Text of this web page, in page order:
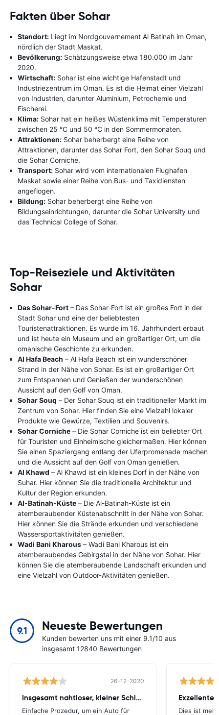
Fakten über Sohar
Standort: Liegt im Nordgouvernement Al Batinah im Oman,
nördlich der Stadt Maskat.
Bevölkerung: Schätzungsweise etwa 180.000 im Jahr
2020.
Wirtschaft: Sohar ist eine wichtige Hafenstadt und
Industriezentrum im Oman. Es ist die Heimat einer Vielzahl
von Industrien, darunter Aluminium, Petrochemie und
Fischerei.
Klima: Sohar hat ein heißes Wüstenklima mit Temperaturen
zwischen 25 °C und 50 °C in den Sommermonaten.
Attraktionen: Sohar beherbergt eine Reihe von
Attraktionen, darunter das Sohar Fort, den Sohar Souq und
die Sohar Corniche.
Transport: Sohar wird vom internationalen Flughafen
Maskat sowie einer Reihe von Bus- und Taxidiensten
angeflogen.
Bildung: Sohar beherbergt eine Reihe von
Bildungseinrichtungen, darunter die Sohar University und
das Technical College of Sohar.
Top-Reiseziele und Aktivitäten
Sohar
Das Sohar-Fort – Das Sohar-Fort ist ein großes Fort in der
Stadt Sohar und eine der beliebtesten
Touristenattraktionen. Es wurde im 16. Jahrhundert erbaut
und ist heute ein Museum und ein großartiger Ort, um die
omanische Geschichte zu erkunden.
Al Hafa Beach – Al Hafa Beach ist ein wunderschöner
Strand in der Nähe von Sohar. Es ist ein großartiger Ort
zum Entspannen und Genießen der wunderschönen
Aussicht auf den Golf von Oman.
Sohar Souq – Der Sohar Souq ist ein traditioneller Markt im
Zentrum von Sohar. Hier finden Sie eine Vielzahl lokaler
Produkte wie Gewürze, Textilien und Souvenirs.
Sohar Corniche – Die Sohar Corniche ist ein beliebter Ort
für Touristen und Einheimische gleichermaßen. Hier können
Sie einen Spaziergang entlang der Uferpromenade machen
und die Aussicht auf den Golf von Oman genießen.
Al Khawd – Al Khawd ist ein kleines Dorf in der Nähe von
Suhar. Hier können Sie die traditionelle Architektur und
Kultur der Region erkunden.
Al-Batinah-Küste – Die Al-Batinah-Küste ist ein
atemberaubender Küstenabschnitt in der Nähe von Sohar.
Hier können Sie die Strände erkunden und verschiedene
Wassersportaktivitäten genießen.
Wadi Bani Kharous – Wadi Bani Kharous ist ein
atemberaubendes Gebirgstal in der Nähe von Sohar. Hier
können Sie die atemberaubende Landschaft erkunden und
eine Vielzahl von Outdoor-Aktivitäten genießen.
9.1 Neueste Bewertungen
Kunden bewerten uns mit einer 9.1/10 aus
insgesamt 12840 Bewertungen
26-12-2020
Insgesamt nahtloser, kleiner Schluckauf
Einfache Prozedur, um ein Auto für
Exzellenter
Dies ist